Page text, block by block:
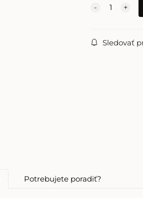
Sledovať
Potrebujete poradiť?